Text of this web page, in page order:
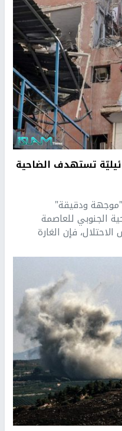
تستهدف الضاحية
ودقيقة"
الجنوبي للعاصمة
فإن الغارة